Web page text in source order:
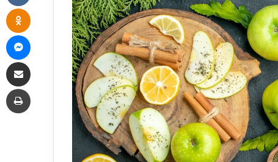
Odnoklassniki
Messenger